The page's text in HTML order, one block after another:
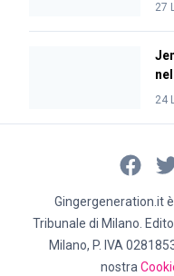
27
24
Gingergeneration.it
Tribunale di Milano.
Milano, P. IVA
nostra